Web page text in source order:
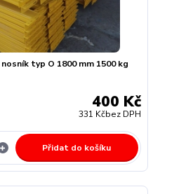
typ O 1800 mm 1500 kg
400 Kč
331 Kčbez DPH
Přidat do košíku